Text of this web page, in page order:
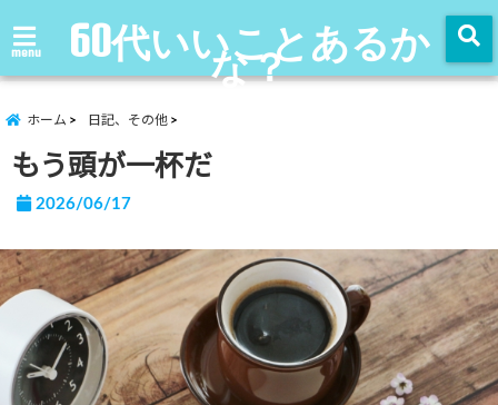
menu 60代いいことあるか
な？
ホーム 日記、その他
もう頭が一杯だ
2026/06/17